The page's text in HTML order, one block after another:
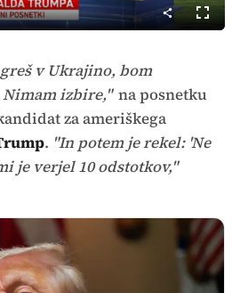
način
v Ukrajino, bom
izbire," na posnetku
za ameriškega
. "In potem je rekel: 'Ne
je verjel 10 odstotkov,"